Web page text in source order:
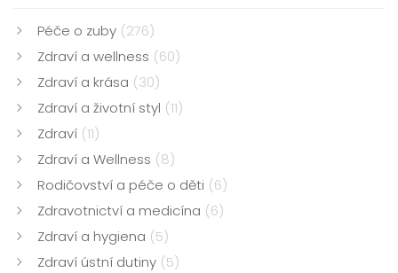
Péče o zuby (276)
Zdraví a wellness (60)
Zdraví a krása (30)
Zdraví a životní styl (11)
Zdraví (11)
Zdraví a Wellness (8)
Rodičovství a péče o děti (6)
Zdravotnictví a medicína (6)
Zdraví a hygiena (5)
Zdraví ústní dutiny (5)